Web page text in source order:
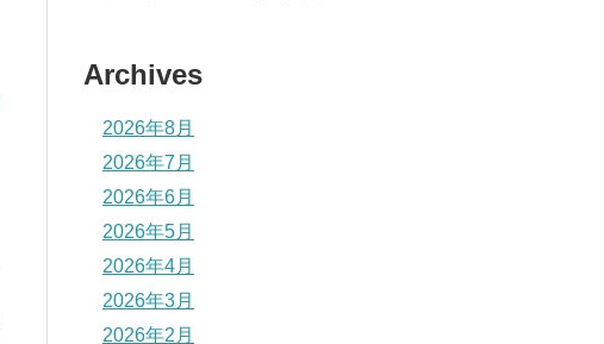
Archives
2026年8月
2026年7月
2026年6月
2026年5月
2026年4月
2026年3月
2026年2月